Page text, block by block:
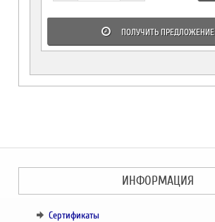
ПОЛУЧИТЬ ПРЕДЛОЖЕНИЕ
ИНФОРМАЦИЯ
Сертификаты